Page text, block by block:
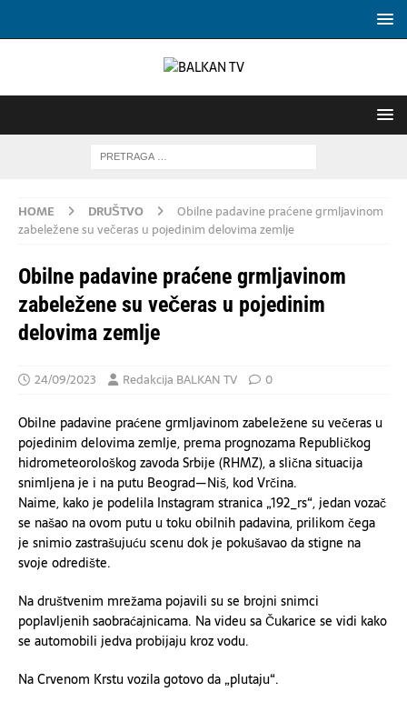
HOME DRUŠTVO
Obilne padavine praćene grmljavinom
zabeležene su večeras u pojedinim delovima zemlje
Obilne padavine praćene grmljavinom
zabeležene su večeras u pojedinim
delovima zemlje
24/09/2023 Redakcija BALKAN TV 0
Obilne padavine praćene grmljavinom zabeležene su večeras u
pojedinim delovima zemlje, prema prognozama Republičkog
hidrometeorološkog zavoda Srbije (RHMZ), a slična situacija
snimljena je i na putu Beograd—Niš, kod Vrčina.
Naime, kako je podelila Instagram stranica „192_rs“, jedan vozač
se našao na ovom putu u toku obilnih padavina, prilikom čega
je snimio zastrašujuću scenu dok je pokušavao da stigne na
svoje odredište.
Na društvenim mrežama pojavili su se brojni snimci
poplavljenih saobraćajnicama. Na videu sa Čukarice se vidi kako
se automobili jedva probijaju kroz vodu.
Na Crvenom Krstu vozila gotovo da „plutaju“.